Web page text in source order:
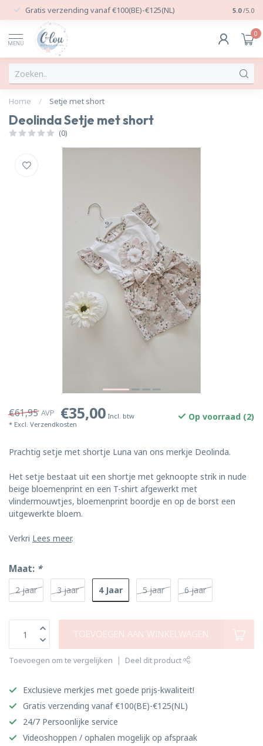
Gratis verzending vanaf €100(BE)-€125(NL) 24/7
5.0 /5.0
MENU
0
Home / Setje met short
Deolinda Setje met short
(0)
€61,95 AVP €35,00 Incl. btw
* Excl. Verzendkosten
Op voorraad (2)
Prachtig setje met shortje Luna van ons merkje Deolinda.
Het setje bestaat uit een shortje met geknoopte strik in nude
beige bloemenprint en een T-shirt afgewerkt met
vlindermouwtjes, bloemenprint boordje en op de borst een
uitgewerkte bloem.
Verkri Lees meer.
Maat: *
2 jaar 3 jaar 4 Jaar 5 jaar 6 jaar
TOEVOEGEN AAN WINKELWAGEN
Toevoegen om te vergelijken Deel dit product
Exclusieve merkjes met goede prijs-kwaliteit!
Gratis verzending vanaf €100(BE)-€125(NL)
24/7 Persoonlijke service
Videoshoppen / ophalen mogelijk op afspraak